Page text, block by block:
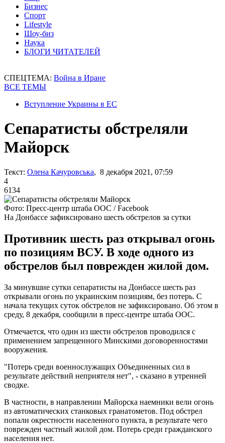
Бизнес
Спорт
Lifestyle
Шоу-биз
Наука
БЛОГИ ЧИТАТЕЛЕЙ
СПЕЦТЕМА: Война в Иране
ВСЕ ТЕМЫ
Вступление Украины в ЕС
Сепаратисты обстреляли
Майорск
Текст: Олена Качуровська, 8 декабря 2021, 07:59
4
6134
Фото: Пресс-центр штаба ООС / Facebook
На Донбассе зафиксировано шесть обстрелов за сутки
Противник шесть раз открывал огонь
по позициям ВСУ. В ходе одного из
обстрелов был поврежден жилой дом.
За минувшие сутки сепаратисты на Донбассе шесть раз
открывали огонь по украинским позициям, без потерь. С
начала текущих суток обстрелов не зафиксировано. Об этом в
среду, 8 декабря, сообщили в пресс-центре штаба ООС.
Отмечается, что один из шести обстрелов проводился с
применением запрещенного Минскими договоренностями
вооружения.
"Потерь среди военнослужащих Объединенных сил в
результате действий неприятеля нет", - сказано в утренней
сводке.
В частности, в направлении Майорска наемники вели огонь
из автоматических станковых гранатометов. Под обстрел
попали окрестности населенного пункта, в результате чего
поврежден частный жилой дом. Потерь среди гражданского
населения нет.